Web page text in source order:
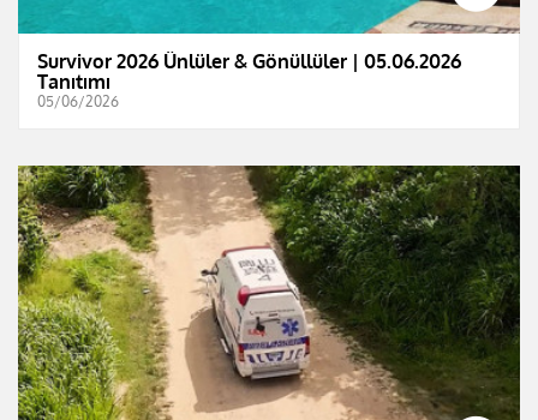
Survivor 2026 Ünlüler & Gönüllüler | 05.06.2026
Tanıtımı
05/06/2026